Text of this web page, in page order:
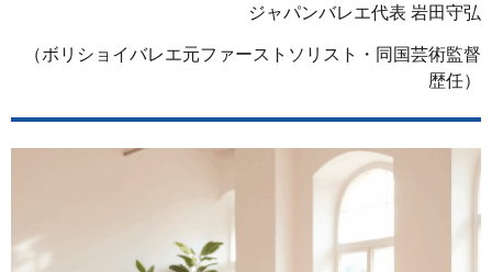
ジャパンバレエ代表 岩田守弘
（ボリショイバレエ元ファーストソリスト・同国芸術監督
歴任）